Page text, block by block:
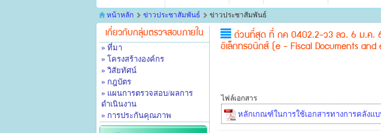
หน้าหลัก ข่าวประชาสัมพันธ์ ข่าวประชาสัมพันธ์
เกี่ยวกับกลุ่มตรวจสอบภายใน
» ที่มา
» โครงสร้างองค์กร
» วิสัยทัศน์
» กฎบัตร
» แผนการตรวจสอบ/ผลการ
ดำเนินงาน
» การประกันคุณภาพ
ด่วนที่สุด ที่ กค 0402.2-ว3 ลว. 6 ม.ค. 68
อิเล็กทรอนิกส์ (e - Fiscal Documents and
ไฟล์เอกสาร
หลักเกณฑ์ในการใช้เอกสารทางการคลังแบ